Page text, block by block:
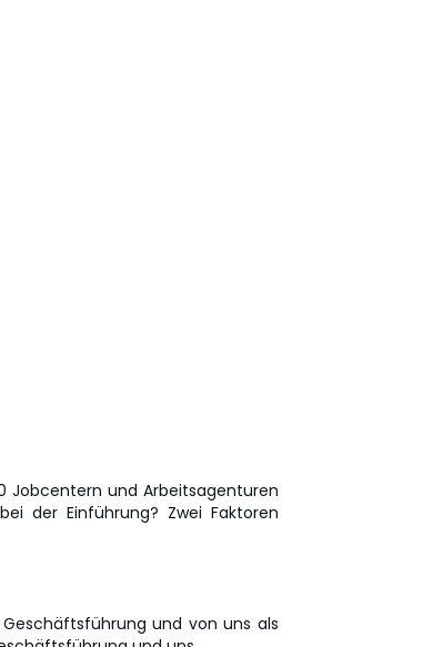
Jobcentern und Arbeitsagenturen
der Einführung? Zwei Faktoren
und von uns als